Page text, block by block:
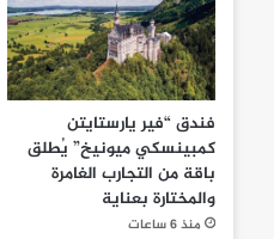
فندق “فير يارستايتن
كمبينسكي ميونيخ” يُطلق
باقة من التجارب الغامرة
والمختارة بعناية
منذ 6 ساعات